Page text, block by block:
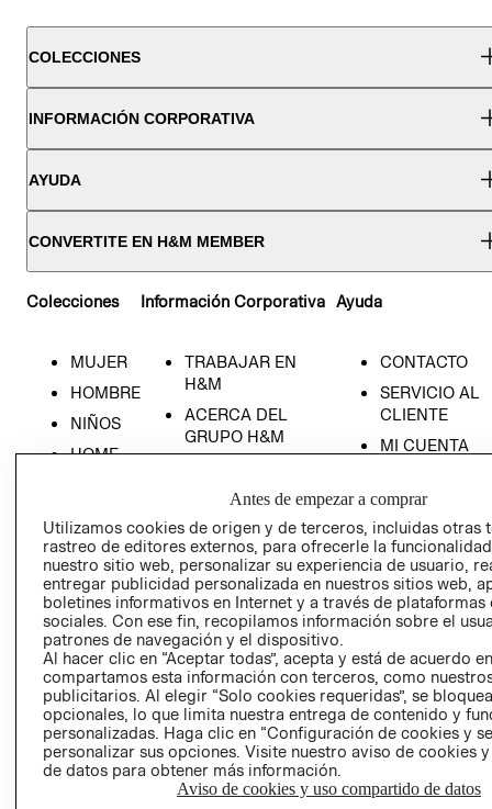
COLECCIONES
INFORMACIÓN CORPORATIVA
AYUDA
CONVERTITE EN H&M MEMBER
Colecciones
MUJER
HOMBRE
NIÑOS
HOME
Información Corporativa
TRABAJAR EN
H&M
ACERCA DEL
GRUPO H&M
SOCIAL
PRENSA
RELACIÓN CON
INVERSIONISTAS
POLÍTICA
EMPRESARIAL
Ayuda
CONTACTO
SERVICIO AL
CLIENTE
MI CUENTA
TIENDAS
- RETIRO EN
TIENDA
TÉRMINOS Y
CONDICIONES
AVISO DE
PRIVACIDAD
GIFT CARD
AVISO DE
COOKIES
Antes de empezar a comprar
Utilizamos cookies de origen y de terceros, incluidas otras
rastreo de editores externos, para ofrecerle la
nuestro sitio web, personalizar su experiencia de usuario,
entregar publicidad personalizada en nuestros sitios web,
boletines informativos en Internet y a través de plataformas
sociales. Con ese fin, recopilamos información sobre el
patrones de navegación y el dispositivo.
Al hacer clic en “Aceptar todas”, acepta y está de acuerdo
compartamos esta información con terceros, como
publicitarios. Al elegir “Solo cookies requeridas”, se
opcionales, lo que limita nuestra entrega de contenido y
personalizadas. Haga clic en “Configuración de cookies y
personalizar sus opciones. Visite nuestro aviso de cookies
de datos para obtener más información.
Aviso de cookies y uso compartido de datos